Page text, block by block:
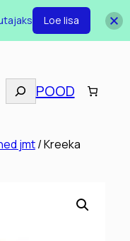
POOD
jmt/ Kreeka
Loe lisa